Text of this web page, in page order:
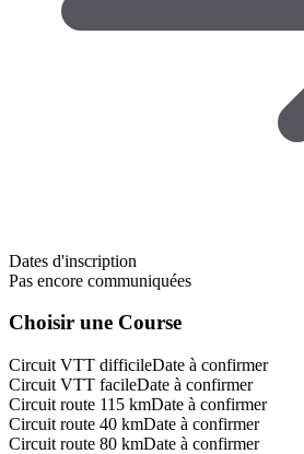
Dates d'inscription
Pas encore communiquées
Choisir une Course
Circuit VTT difficileDate à confirmer
Circuit VTT facileDate à confirmer
Circuit route 115 kmDate à confirmer
Circuit route 40 kmDate à confirmer
Circuit route 80 kmDate à confirmer